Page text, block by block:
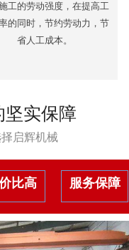
工的劳动强度，在提高工
的同时，节约劳动力，节
省人工成本。
坚实保障
启辉机械
比高 服务保障